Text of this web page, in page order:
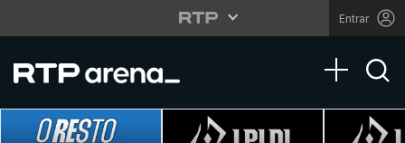
Entrar
Toggle